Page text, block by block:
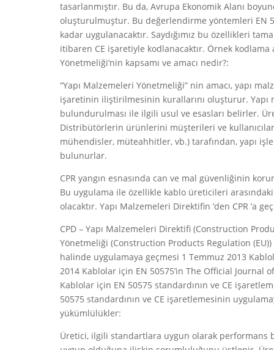
tasarlanmıştır. Bu da, Avrupa Ekonomik Alanı
oluşturulmuştur. Bu değerlendirme yöntemleri EN
kadar uygulanacaktır. Saydığımız bu özellikleri
itibaren CE işaretiyle kodlanacaktır. Örnek kodlama
Yönetmeliği’nin kapsamı ve amacı nedir?:
“Yapı Malzemeleri Yönetmeliği” nin amacı, yapı
işaretinin iliştirilmesinin kurallarını oluşturur.
bulundurulması ile ilgili usul ve esasları belirler.
Distribütörlerin ürünlerini müşterileri ve
mühendisler, müteahhitler, vb.) tarafından, yapı
bulunurlar.
CPR yangın esnasında can ve mal güvenliğinin
Bu uygulama ile özellikle kablo üreticileri
olacaktır. Yapı Malzemeleri Direktifin ’den CPR ’a
CPD – Yapı Malzemeleri Direktifi (Construction
Yönetmeliği (Construction Products Regulation
halinde uygulamaya geçmesi 1 Temmuz 2013
2014 Kablolar için EN 50575’in The Official Journal
Kablolar için EN 50575 standardının ve CE
50575 standardının ve CE işaretlemesinin
yükümlülükler:
Üretici, ilgili standartlara uygun olarak